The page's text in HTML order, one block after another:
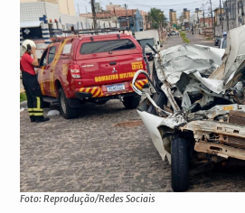
Foto: Reprodução/Redes Sociais